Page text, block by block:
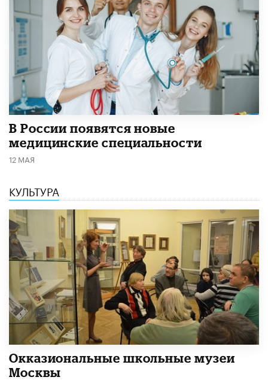
В России появятся новые
медицинские специальности
12 МАЯ
КУЛЬТУРА
​Окказиональные школьные музеи
Москвы